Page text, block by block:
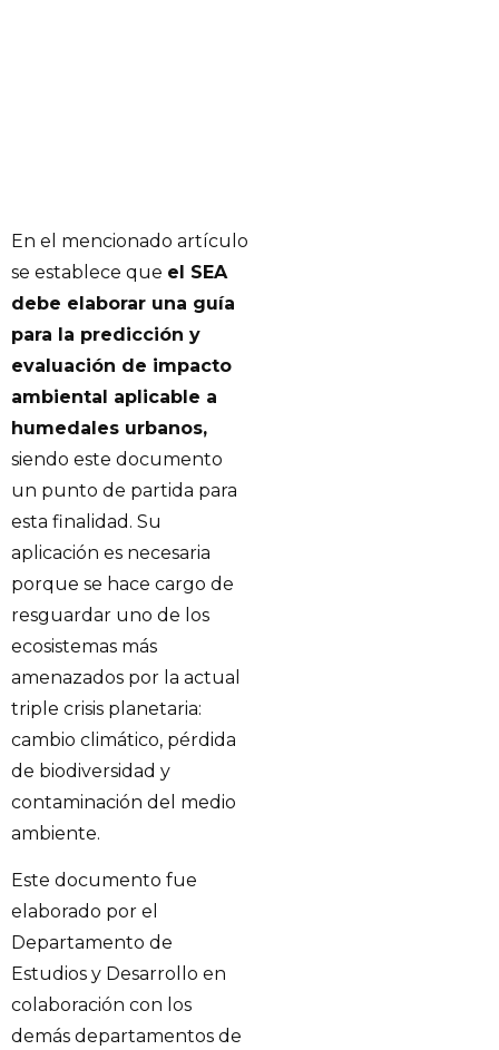
En el mencionado artículo
se establece que el SEA
debe elaborar una guía
para la predicción y
evaluación de impacto
ambiental aplicable a
humedales urbanos,
siendo este documento
un punto de partida para
esta finalidad. Su
aplicación es necesaria
porque se hace cargo de
resguardar uno de los
ecosistemas más
amenazados por la actual
triple crisis planetaria:
cambio climático, pérdida
de biodiversidad y
contaminación del medio
ambiente.
Este documento fue
elaborado por el
Departamento de
Estudios y Desarrollo en
colaboración con los
demás departamentos de